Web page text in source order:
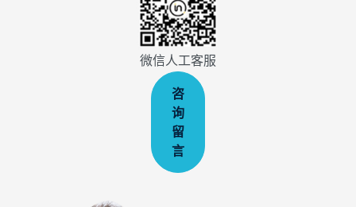
微信人工客服
咨
询
留
言